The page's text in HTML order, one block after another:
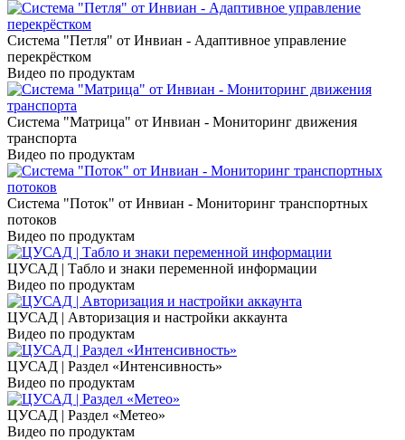
Система "Петля" от Инвиан - Адаптивное управление
перекрёстком
Видео по продуктам
Система "Матрица" от Инвиан - Мониторинг движения
транспорта
Видео по продуктам
Система "Поток" от Инвиан - Мониторинг транспортных
потоков
Видео по продуктам
ЦУСАД | Табло и знаки переменной информации
Видео по продуктам
ЦУСАД | Авторизация и настройки аккаунта
Видео по продуктам
ЦУСАД | Раздел «Интенсивность»
Видео по продуктам
ЦУСАД | Раздел «Метео»
Видео по продуктам